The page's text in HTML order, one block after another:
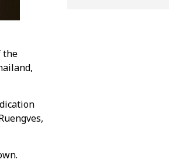
the